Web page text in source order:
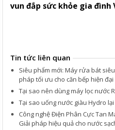
vun đắp sức khỏe gia đình
Tin tức liên quan
Siêu phẩm mới: Máy rửa bát
pháp tối ưu cho căn bếp hiện đại
Tại sao nên dùng máy lọc nước
​Tại sao uống nước giàu Hydro
Công nghệ Điện Phân Cực Tan
Giải pháp hiệu quả cho nước